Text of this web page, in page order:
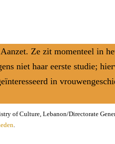
Ze zit momenteel in
niet haar eerste studie;
in
of Culture, Lebanon/Directorate
.